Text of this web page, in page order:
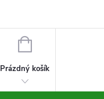
NÁKUPNÍ
Prázdný košík